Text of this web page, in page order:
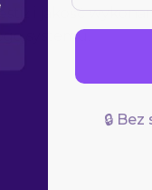
i jakość
systemu.
🔒